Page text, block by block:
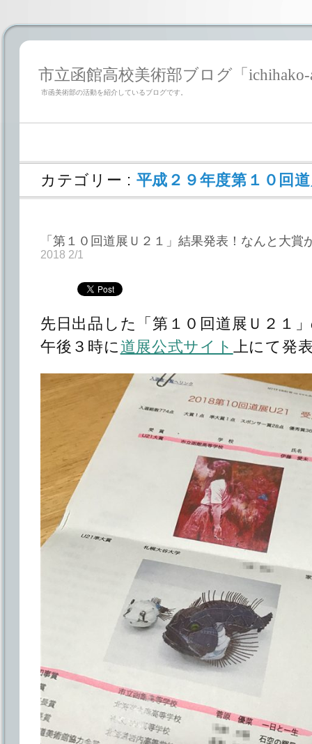
市立函館高校美術部ブログ「ichihako-
市函美術部の活動を紹介しているブログです。
カテゴリー : 平成２９年度第１０回
「第１０回道展Ｕ２１」結果発表！なんと大賞
2018 2/1
先日出品した「第１０回道展Ｕ２１
午後３時に道展公式サイト 上にて発